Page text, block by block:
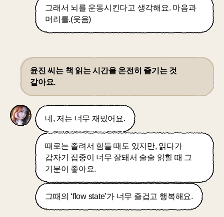
그래서 뇌를 운동시킨다고 생각해요. 마음과
머리를.(웃음)
윤진 씨는 책 읽는 시간을 온전히 즐기는 것
같아요.
네, 저는 너무 재밌어요.
때로는 졸려서 힘들 때도 있지만, 읽다가
갑자기 집중이 너무 잘돼서 술술 읽힐 때 그
기분이 좋아요.
그때의 ‘flow state’가 너무 즐겁고 행복해요.